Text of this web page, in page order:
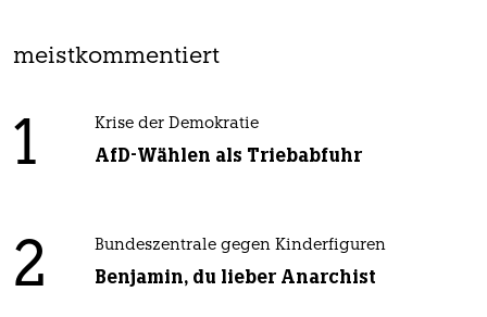
meistkommentiert
1 Krise der Demokratie
AfD-Wählen als Triebabfuhr
2 Bundeszentrale gegen Kinderfiguren
Benjamin, du lieber Anarchist